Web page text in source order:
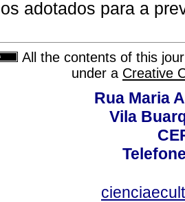
adotados para a
All the contents of this
under a Creative
Rua Maria
Vila